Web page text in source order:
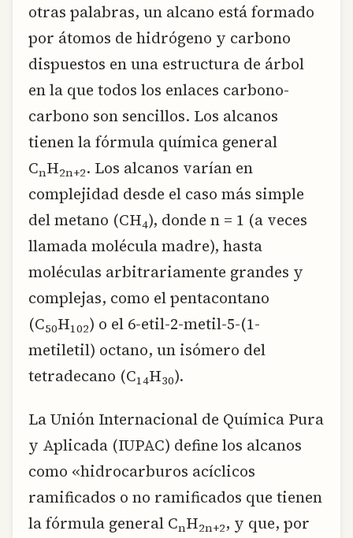
otras palabras, un alcano está formado
por átomos de hidrógeno y carbono
dispuestos en una estructura de árbol
en la que todos los enlaces carbono-
carbono son sencillos. Los alcanos
tienen la fórmula química general
CnH2n+2. Los alcanos varían en
complejidad desde el caso más simple
del metano (CH4), donde n = 1 (a veces
llamada molécula madre), hasta
moléculas arbitrariamente grandes y
complejas, como el pentacontano
(C50H102) o el 6-etil-2-metil-5-(1-
metiletil) octano, un isómero del
tetradecano (C14H30).
La Unión Internacional de Química Pura
y Aplicada (IUPAC) define los alcanos
como «hidrocarburos acíclicos
ramificados o no ramificados que tienen
la fórmula general CnH2n+2, y que, por